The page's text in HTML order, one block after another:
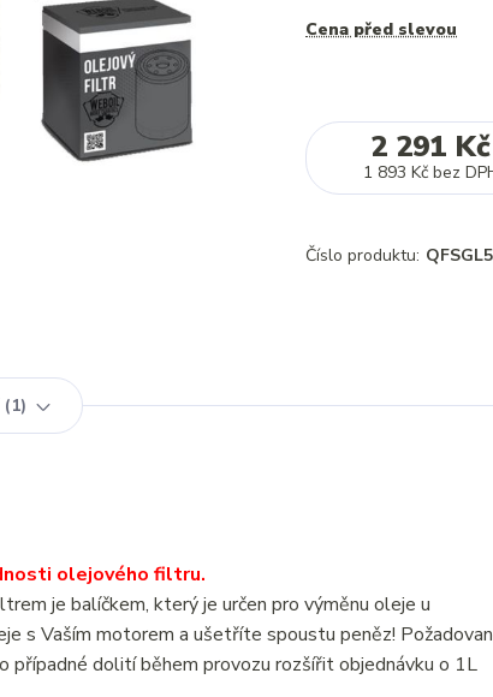
Cena před slevou
2 291 Kč
1 893 Kč bez
Číslo produktu:
1
olejového filtru.
je balíčkem, který je určen pro výměnu oleje u
s Vaším motorem a ušetříte spoustu peněz!
případné dolití během provozu rozšířit objednávku o 1L